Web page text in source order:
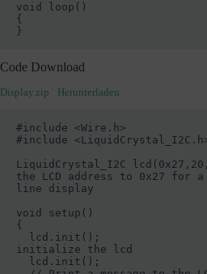
void loop()
{
}
Code Download
Display.zip Herunterladen
#include <Wire.h>
#include
LiquidCrystal_I2C
the LCD address to 0x27 for
line display
void setup()
{
initialize the lcd